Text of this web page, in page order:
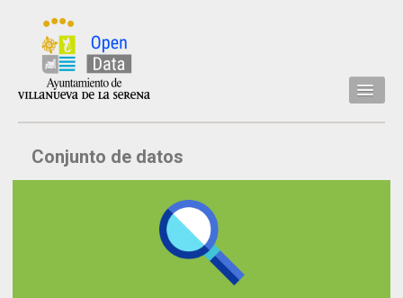
Inicio
Datos
Conjunto de datos